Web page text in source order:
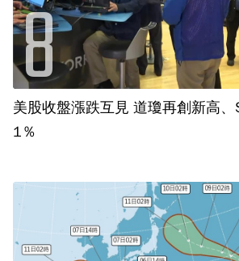
美股收盤漲跌互見 道瓊再創新高
1％